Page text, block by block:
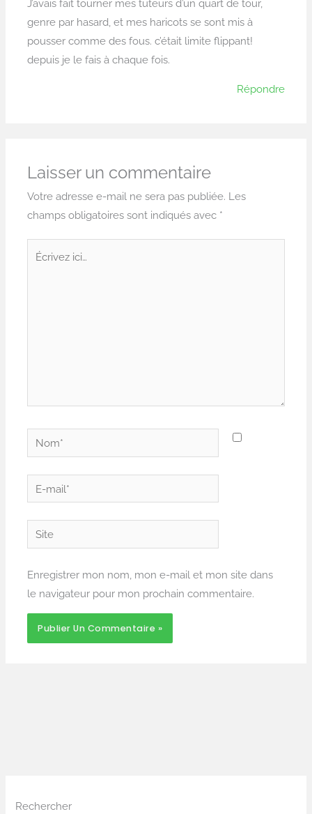
J’avais fait tourner mes tuteurs d’un quart de tour,
genre par hasard, et mes haricots se sont mis à
pousser comme des fous. c’était limite flippant!
depuis je le fais à chaque fois.
Répondre
Laisser un commentaire
Votre adresse e-mail ne sera pas publiée. Les
champs obligatoires sont indiqués avec *
Nom*
E-
mail*
Site
Enregistrer mon nom, mon e-mail et mon site dans
le navigateur pour mon prochain commentaire.
Rechercher